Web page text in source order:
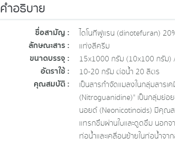
คำอธิบาย
ชื่อสามัญ : ไดโนทีฟูแรน (dinotefuran)
ลักษณะสาร : แท่งสีครีม
ขนาดบรรจุ : 15x1000 กรัม (10x100 กรัม)
อัตราใช้ : 10-20 กรัม ต่อน้ำ 20 ลิตร
คุณสมบัติ :
เป็นสารกำจัดแมลงในกลุ่มสารเ
(Nitroguanidine)" เป็นกลุ่มย่อ
นอยด์ (Neonicotinoids) มีคุณ
แทรกซึมผ่านใบและดูดซึม นอก
ท่อน้ำและเคลื่อนย้ายในท่อน้ำจา